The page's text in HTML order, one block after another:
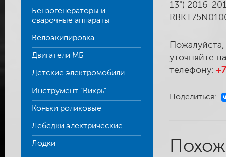
Бензогенераторы и
сварочные аппараты
Велоэкипировка
Двигатели МБ
Детские электромобили
Инструмент "Вихрь"
Коньки роликовые
Лебедки электрические
Лодки
13") 2016-
уточняйте
телефону:
Поделиться: